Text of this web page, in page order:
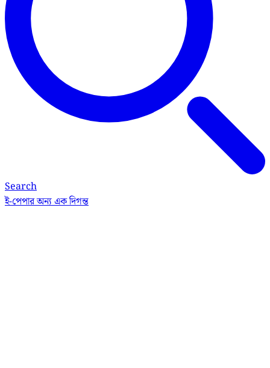
Search
ই-পেপারঅন্য এক দিগন্ত